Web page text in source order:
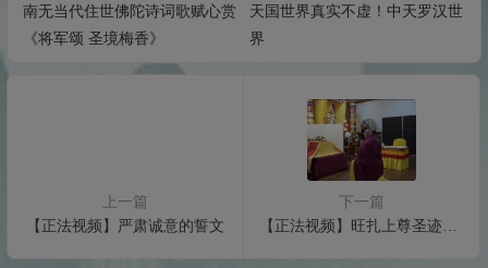
南无当代住世佛陀诗词歌赋心赏
《将军颂 圣境梅香》
天国世界真实不虚！中天罗汉世
界
上一篇
【正法视频】严肃诚意的誓文
下一篇